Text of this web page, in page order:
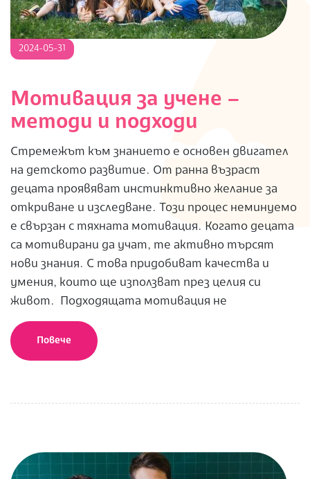
2024-
2024-05-31
Мотивация за учене –
методи и подходи
Стремежът към знанието е основен двигател
на детското развитие. От ранна възраст
децата проявяват инстинктивно желание за
откриване и изследване. Този процес неминуемо
е свързан с тяхната мотивация. Когато децата
са мотивирани да учат, те активно търсят
нови знания. С това придобиват качества и
умения, които ще използват през целия си
живот. Подходящата мотивация не
Повече